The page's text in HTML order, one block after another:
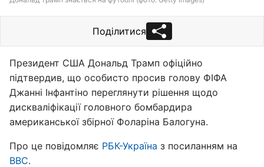
Поділитися
Президент США Дональд Трамп офіційно
підтвердив, що особисто просив голову ФІФА
Джанні Інфантіно переглянути рішення щодо
дискваліфікації головного бомбардира
американської збірної Фоларіна Балогуна.
Про це повідомляє РБК-Україна з посиланням на
ВВС.